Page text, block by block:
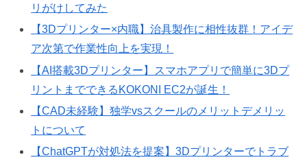
リがけしてみた
【3Dプリンター×内職】治具製作に相性抜群！アイデ
ア次第で作業性向上を実現！
【AI搭載3Dプリンター】スマホアプリで簡単に3Dプ
リントまでできるKOKONI EC2が誕生！
【CAD未経験】独学vsスクールのメリットデメリッ
トについて
【ChatGPTが対処法を提案】3Dプリンターでトラブ